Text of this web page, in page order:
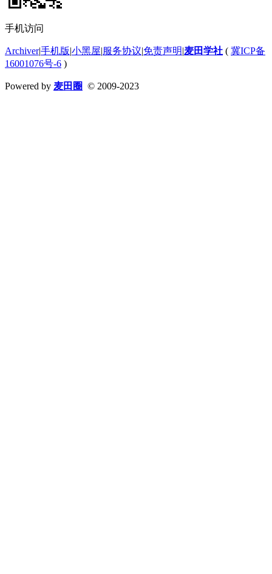
手机访问
Archiver|手机版|小黑屋|服务协议|免责声明|麦田学社 ( 冀ICP备
16001076号-6 )
Powered by 麦田圈 © 2009-2023